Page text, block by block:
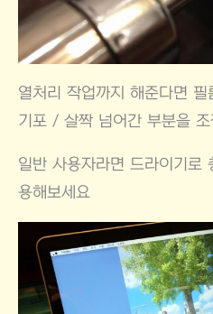
열처리 작업까지 해준다면 필
기포 / 살짝 넘어간 부분을 조
일반 사용자라면 드라이기로
용해보세요